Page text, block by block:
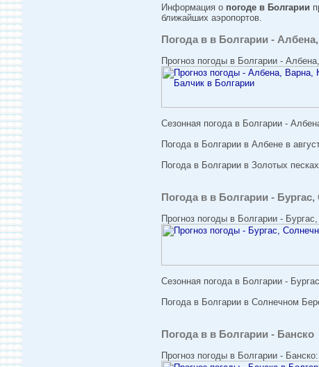
Информация о погоде в Болгарии
ближайших аэропортов.
Погода в в Болгарии -
Прогноз погоды в Болгарии -
Сезонная погода в Болгарии -
Погода в Болгарии в Албене в
Погода в Болгарии в Золотых
Погода в в Болгарии -
Прогноз погоды в Болгарии -
Сезонная погода в Болгарии -
Погода в Болгарии в Солнечном
Погода в в Болгарии - Банско
Прогноз погоды в Болгарии - Банско: